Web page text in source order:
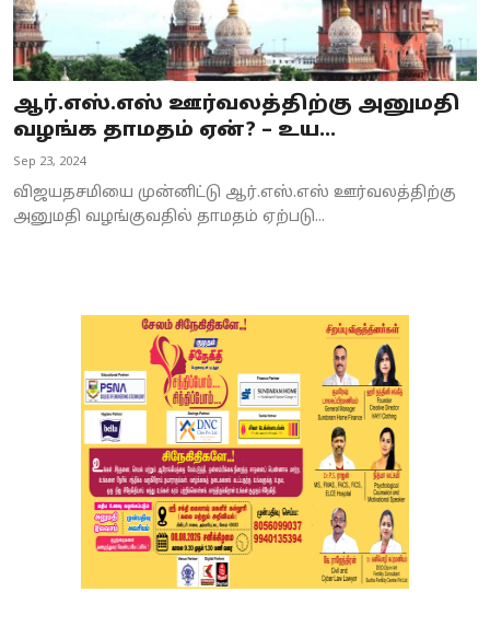
National
World
Astrology
Spirituality
Weather
ஆர்.எஸ்.எஸ் ஊர்வலத்திற்கு அனுமதி
வழங்க தாமதம் ஏன்? – உய...
Sep 23, 2024
விஜயதசமியை முன்னிட்டு ஆர்.எஸ்.எஸ் ஊர்வலத்திற்கு
அனுமதி வழங்குவதில் தாமதம் ஏற்படு...